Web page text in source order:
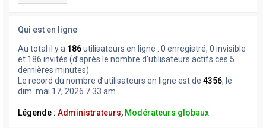
Qui est en ligne
Au total il y a 186utilisateurs en ligne : 0 enregistré, 0 invisible
et 186 invités (d’après le nombre d’utilisateurs actifs ces 5
dernières minutes)
Le record du nombre d’utilisateurs en ligne est de 4356, le
dim. mai 17, 2026 7:33 am
Légende : Administrateurs, Modérateurs globaux